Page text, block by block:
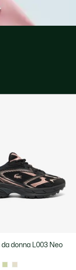
da donna L003 Neo